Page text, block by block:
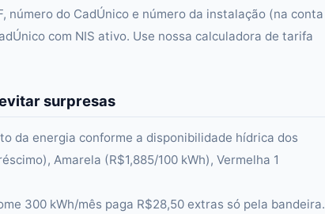
do CadÚnico e número da instalação (na conta
com NIS ativo. Use nossa calculadora de tarifa
surpresas
da energia conforme a disponibilidade hídrica dos
Amarela (R$1,885/100 kWh), Vermelha 1
300 kWh/mês paga R$28,50 extras só pela bandeira.